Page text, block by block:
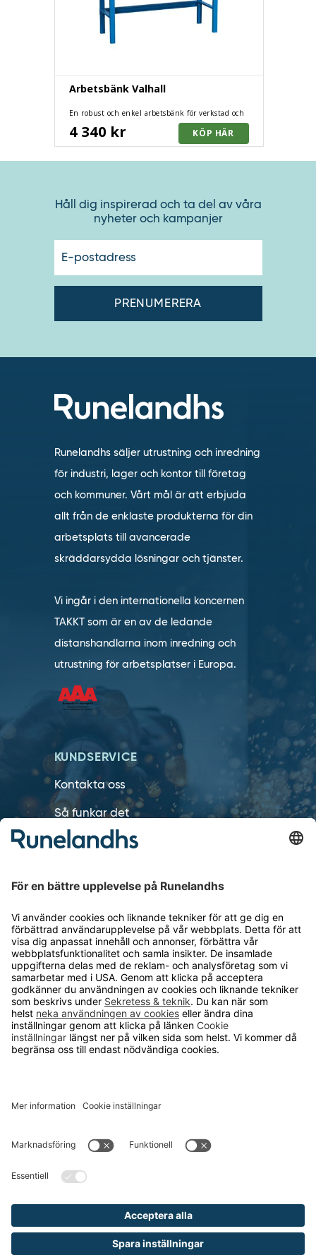
Arbetsbänk Valhall
En robust och enkel arbetsbänk för verkstad och
4 340 kr
Håll dig inspirerad och ta del av våra
nyheter och kampanjer
Runelandhs säljer utrustning och inredning
för industri, lager och kontor till företag
och kommuner. Vårt mål är att erbjuda
allt från de enklaste produkterna för din
arbetsplats till avancerade
skräddarsydda lösningar och tjänster.
Vi ingår i den internationella koncernen
TAKKT som är en av de ledande
distanshandlarna inom inredning och
utrustning för arbetsplatser i Europa.
KUNDSERVICE
Kontakta oss
Så funkar det
Försäljningsvillkor
Personuppgiftshantering
Cookie inställningar
OM RUNELANDHS
Om Runelandhs
Köpvillkor
Därför ska du välja oss
Läsvärt